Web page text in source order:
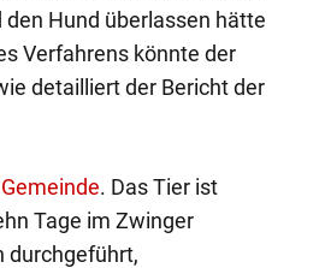
Hund überlassen hätte
Verfahrens könnte der
detailliert der Bericht der
Gemeinde. Das Tier ist
Tage im Zwinger
durchgeführt,